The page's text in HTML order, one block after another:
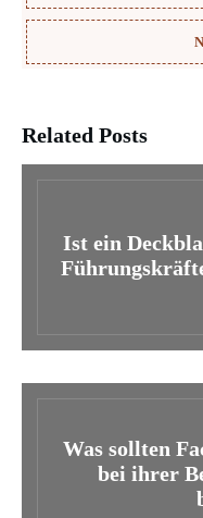
Related Posts
Ist ein
Was sollten
bei ihrer